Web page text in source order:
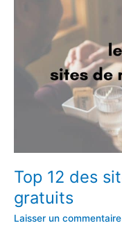
Top 12 des
gratuits
Laisser un commentaire